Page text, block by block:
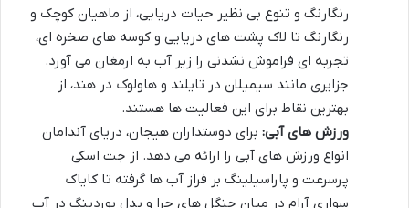
رنگارنگ و تنوع بی نظیر حیات دریایی، از ماهیان کوچک و
رنگارنگ تا لاک پشت های دریایی و کوسه های صخره ای،
تجربه ای فراموش نشدنی را زیر آب به ارمغان می آورد.
جزایری مانند سیمیلان در تایلند و هاولوک در هند، از
بهترین نقاط برای این فعالیت ها هستند.
ورزش های آبی: برای دوستداران هیجان، دریای آندامان
انواع ورزش های آبی را ارائه می دهد. از جت اسکی
پرسرعت و پاراسیلینگ بر فراز آب ها گرفته تا کایاک
سواری آرام در میان جنگل های حرا و پدل بوردینگ در آب